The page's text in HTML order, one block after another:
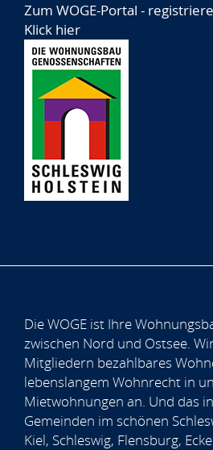
Zum WOGE-Portal -
Klick hier
Die WOGE ist Ihre
zwischen Nord und Ostsee.
Mitgliedern bezahlbares
lebenslangem Wohnrecht in
Mietwohnungen an. Und das
Gemeinden im schönen
Kiel, Schleswig, Flensburg,